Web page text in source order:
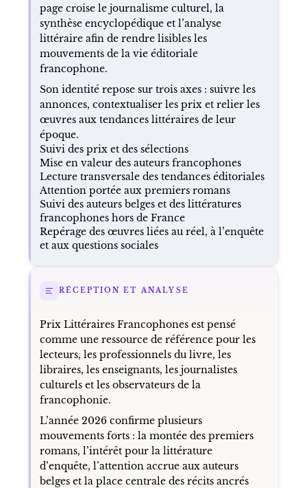
page croise le journalisme culturel, la
synthèse encyclopédique et l’analyse
littéraire afin de rendre lisibles les
mouvements de la vie éditoriale
francophone.
Son identité repose sur trois axes : suivre les
annonces, contextualiser les prix et relier les
œuvres aux tendances littéraires de leur
époque.
Suivi des prix et des sélections
Mise en valeur des auteurs francophones
Lecture transversale des tendances éditoriales
Attention portée aux premiers romans
Suivi des auteurs belges et des littératures
francophones hors de France
Repérage des œuvres liées au réel, à l’enquête
et aux questions sociales
RÉCEPTION ET ANALYSE
Prix Littéraires Francophones est pensé
comme une ressource de référence pour les
lecteurs, les professionnels du livre, les
libraires, les enseignants, les journalistes
culturels et les observateurs de la
francophonie.
L’année 2026 confirme plusieurs
mouvements forts : la montée des premiers
romans, l’intérêt pour la littérature
d’enquête, l’attention accrue aux auteurs
belges et la place centrale des récits ancrés